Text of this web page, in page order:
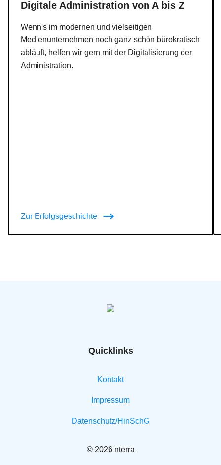
Digitale Administration von A bis Z
Wenn's im modernen und vielseitigen
Medienunternehmen noch ganz schön bürokratisch
abläuft, helfen wir gern mit der Digitalisierung der
Administration.
Zur Erfolgsgeschichte
Quicklinks
Kontakt
Impressum
Datenschutz/HinSchG
© 2026 nterra